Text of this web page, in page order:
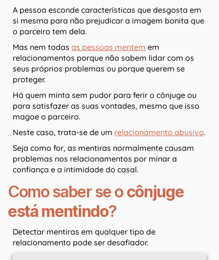
A pessoa esconde características que desgosta em
si mesma para não prejudicar a imagem bonita que
o parceiro tem dela.
Mas nem todas as pessoas mentem em
relacionamentos porque não sabem lidar com os
seus próprios problemas ou porque querem se
proteger.
Há quem minta sem pudor para ferir o cônjuge ou
para satisfazer as suas vontades, mesmo que isso
magoe o parceiro.
Neste caso, trata-se de um relacionamento abusivo.
Seja como for, as mentiras normalmente causam
problemas nos relacionamentos por minar a
confiança e a intimidade do casal.
Como saber se o cônjuge
está mentindo?
Detectar mentiras em qualquer tipo de
relacionamento pode ser desafiador.